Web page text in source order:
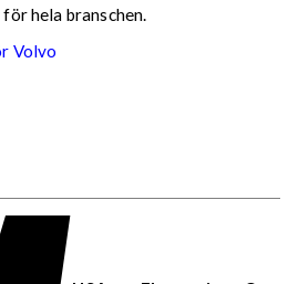
hela branschen.
Volvo